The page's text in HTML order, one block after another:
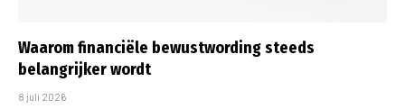
Waarom financiële bewustwording steeds
belangrijker wordt
8 juli 2026